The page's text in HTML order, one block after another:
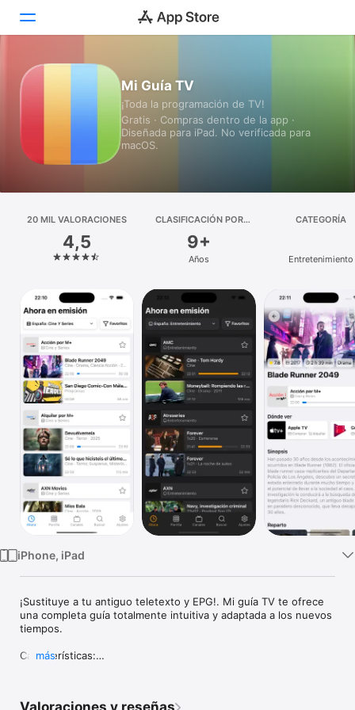
Plataforma
iPhone
Mac
Watch
TV
Mi Guía TV
¡Toda la programación de TV!
Gratis · Compras dentro de la app ·
Diseñada para iPad. No verificada para
macOS.
20 MIL VALORACIONES
4,5
CLASIFICACIÓN POR
9+
Años
CATEGORÍA
Entretenimiento
iPhone, iPad
¡Sustituye a tu antiguo teletexto y EPG!. Mi guía TV te ofrece
una completa guía totalmente intuitiva y adaptada a los nuevos
tiempos.
Características:
más
Valoraciones y reseñas